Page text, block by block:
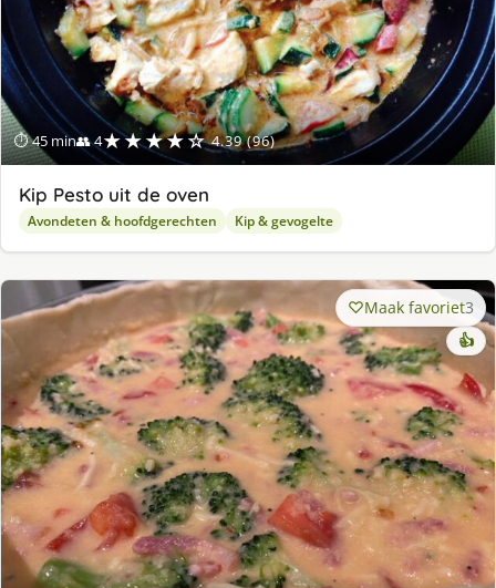
⏱ 45 min👥 4★★★★☆ 4.39 (96)
Kip Pesto uit de oven
Avondeten & hoofdgerechten Kip & gevogelte
Maak favoriet3
👍